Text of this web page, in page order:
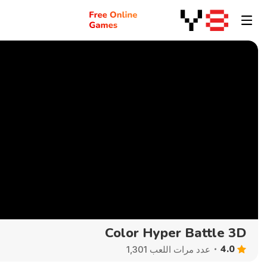
Color Hyper Battle 3D
4.0 عدد مرات اللعب 1,301